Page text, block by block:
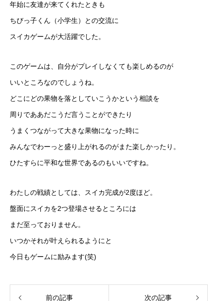
年始に友達が来てくれたときも
ちびっ子くん（小学生）との交流に
スイカゲームが大活躍でした。
このゲームは、自分がプレイしなくても楽しめるのが
いいところなのでしょうね。
どこにどの果物を落としていこうかという相談を
周りでああだこうだ言うことができたり
うまくつながって大きな果物になった時に
みんなでわーっと盛り上がれるのがまた楽しかったり。
ひたすらに平和な世界であるのもいいですね。
わたしの戦績としては、スイカ完成が2度ほど。
盤面にスイカを2つ登場させるところには
まだ至っておりません。
いつかそれが叶えられるようにと
今日もゲームに励みます(笑)
前の記事 次の記事